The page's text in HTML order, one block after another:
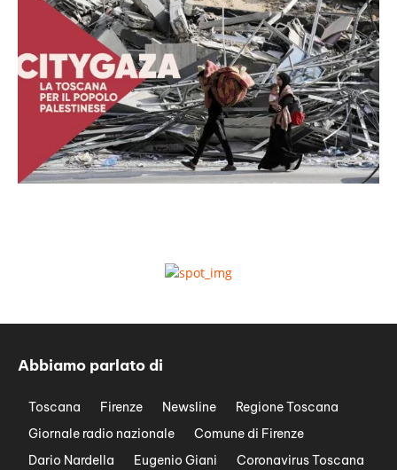
Abbiamo parlato di
Toscana Firenze Newsline
Regione Toscana
Giornale radio nazionale
Comune di Firenze
Dario Nardella
Eugenio Giani
Coronavirus Toscana